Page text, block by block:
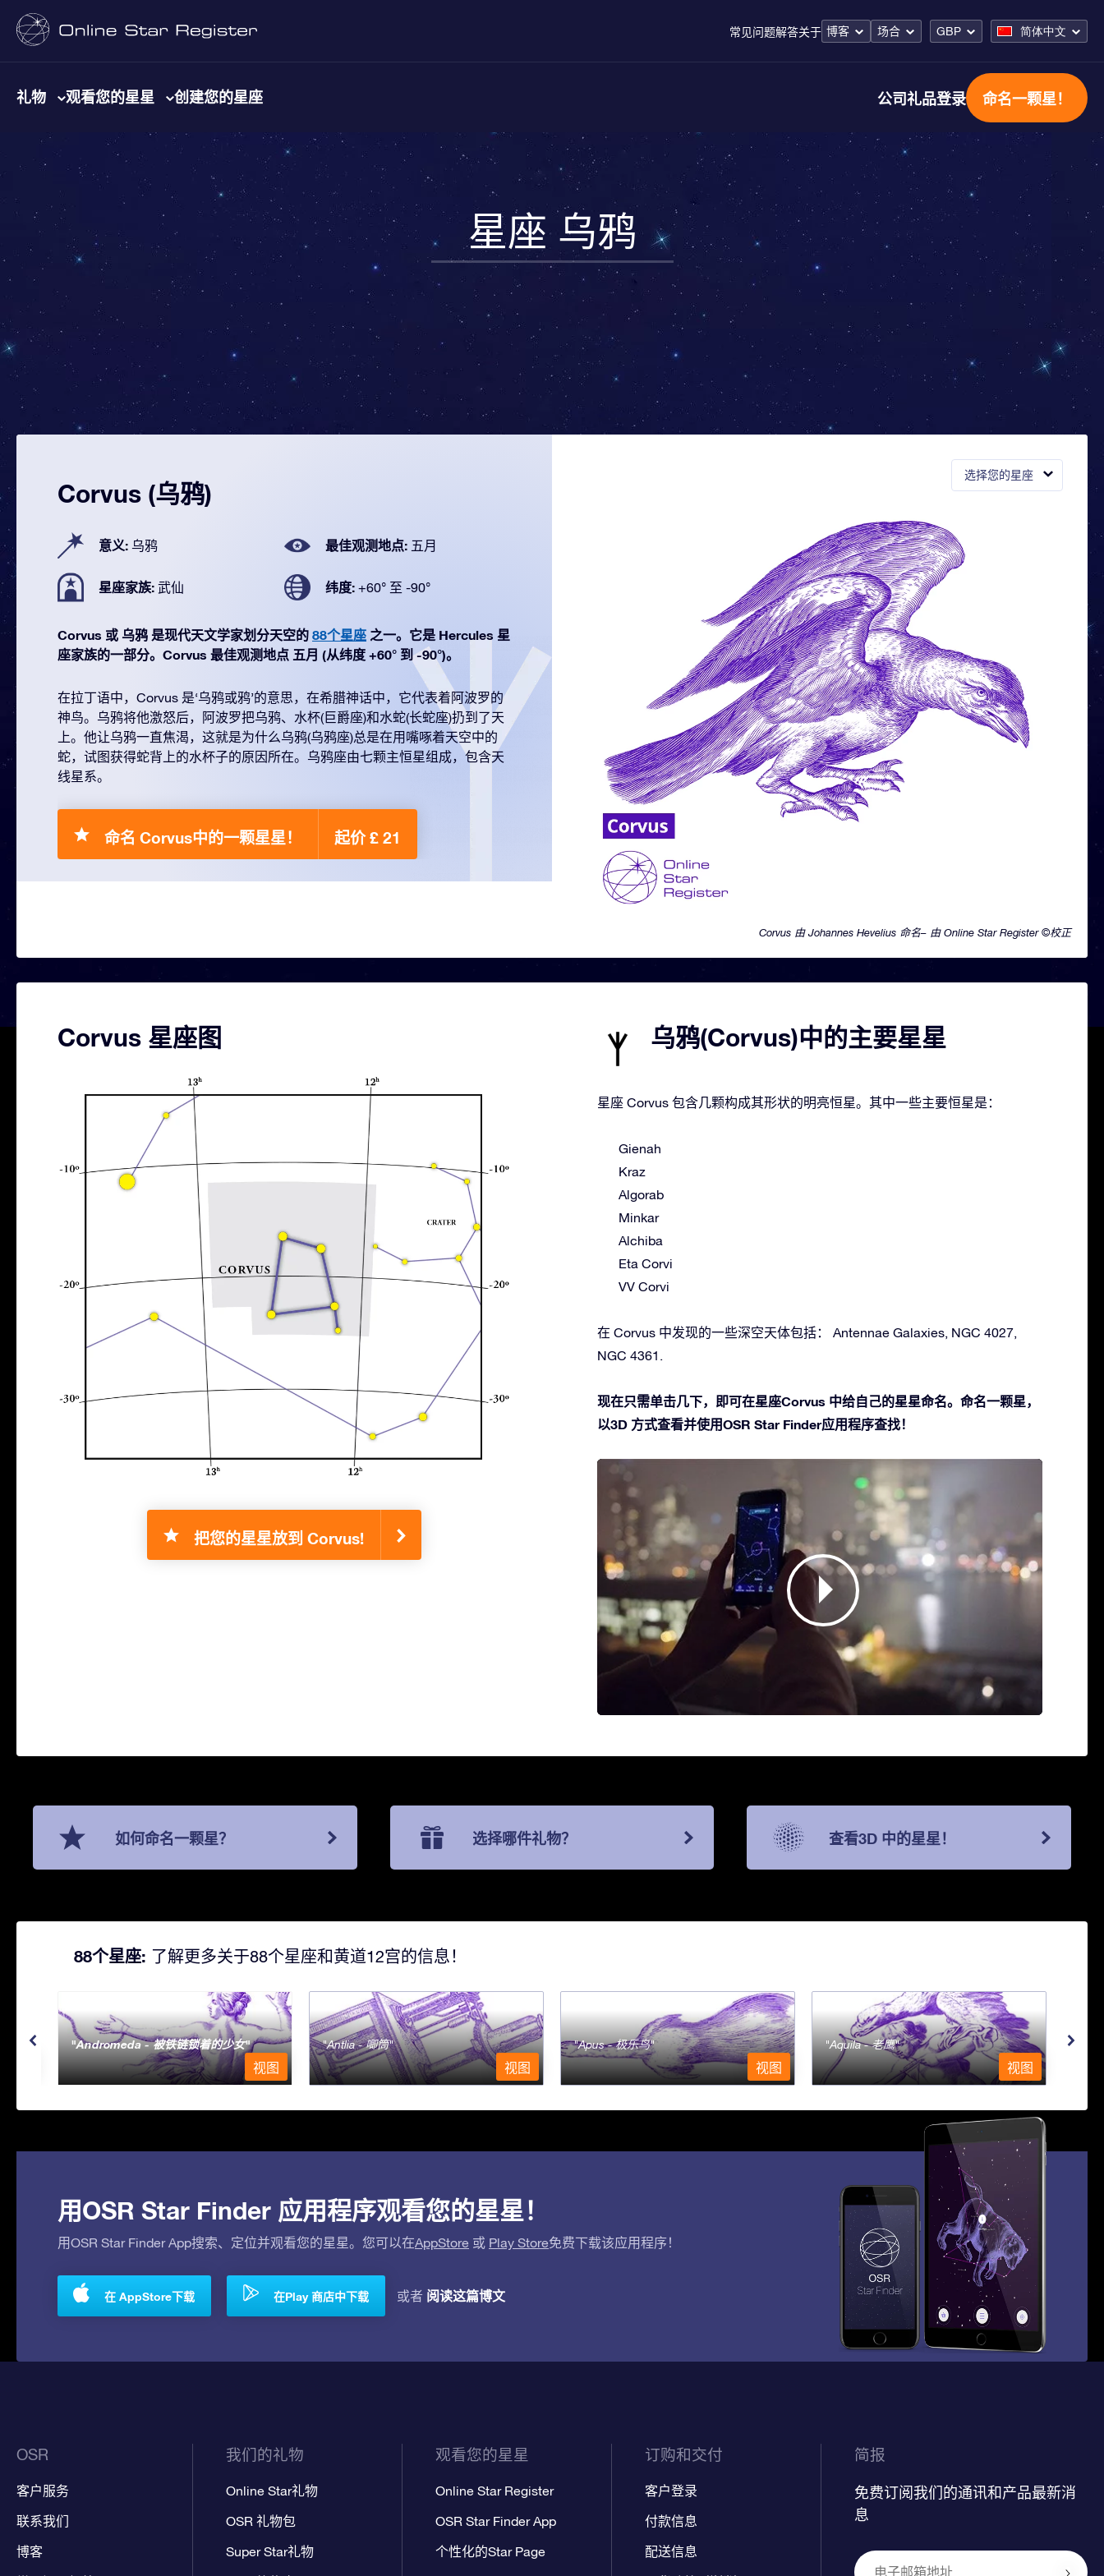
常见问题解答关于 博客 场合 GBP 简体中文
礼物 观看您的星星 创建您的星座 公司礼品登录 命名一颗星！
星座 乌鸦
选择您的星座
Corvus 由 Johannes Hevelius 命名– 由 Online Star Register ©校正
Corvus (乌鸦)
意义: 乌鸦 最佳观测地点: 五月
星座家族: 武仙 纬度: +60° 至 -90°
Corvus 或 乌鸦 是现代天文学家划分天空的 88个星座 之一。它是 Hercules 星
座家族的一部分。Corvus 最佳观测地点 五月 (从纬度 +60° 到 -90°)。
在拉丁语中，Corvus 是‘乌鸦或鸦’的意思，在希腊神话中，它代表着阿波罗的
神鸟。乌鸦将他激怒后，阿波罗把乌鸦、水杯(巨爵座)和水蛇(长蛇座)扔到了天
上。他让乌鸦一直焦渴，这就是为什么乌鸦(乌鸦座)总是在用嘴啄着天空中的
蛇，试图获得蛇背上的水杯子的原因所在。乌鸦座由七颗主恒星组成，包含天
线星系。
命名 Corvus中的一颗星星！ 起价 £ 21
Corvus 星座图
把您的星星放到 Corvus!
乌鸦(Corvus)中的主要星星
星座 Corvus 包含几颗构成其形状的明亮恒星。其中一些主要恒星是：
Gienah
Kraz
Algorab
Minkar
Alchiba
Eta Corvi
VV Corvi
在 Corvus 中发现的一些深空天体包括： Antennae Galaxies, NGC 4027,
NGC 4361.
现在只需单击几下，即可在星座Corvus 中给自己的星星命名。命名一颗星，
以3D 方式查看并使用OSR Star Finder应用程序查找！
如何命名一颗星？ 选择哪件礼物？ 查看3D 中的星星！
88个星座: 了解更多关于88个星座和黄道12宫的信息！
Andromeda - 被铁链锁着的少女
视图
Antlia - 唧筒
视图
Apus - 极乐鸟
视图
Aquila - 老鹰
视图
用OSR Star Finder 应用程序观看您的星星！
用OSR Star Finder App搜索、定位并观看您的星星。您可以在AppStore 或 Play Store免费下载该应用程序！
在 AppStore下载 在Play 商店中下载 或者 阅读这篇博文
OSR
客户服务
联系我们
博客
我们的礼物
Online Star礼物
OSR 礼物包
Super Star礼物
观看您的星星
Online Star Register
OSR Star Finder App
个性化的Star Page
订购和交付
客户登录
付款信息
配送信息
简报
免费订阅我们的通讯和产品最新消
息